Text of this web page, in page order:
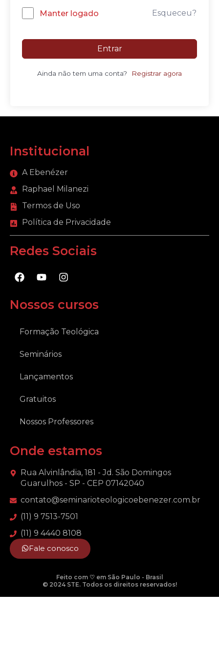
Manter logado Esqueceu?
Entrar
Ainda não tem uma conta? Registrar agora
Institucional
A Ebenézer
Raphael Milanezi
Termos de Uso
Política de Privacidade
Redes Sociais
F
a
e
b
o
Y
o
t
u
e
I
n
t
a
r
Nossos cursos
Formação Teológica
Seminários
Lançamentos
Gratuitos
Nossos Professores
Onde estamos
Rua Alvinlândia, 181 - Jd. São Domingos
Guarulhos - SP - CEP 07142040
contato@seminarioteologicoebenezer.com.br
(11) 9 7513-7501
(11) 9 4440 8108
Fale conosco
Feito com ♡ em São Paulo - Brasil
© 2024 STE. Todos os direitos reservados!